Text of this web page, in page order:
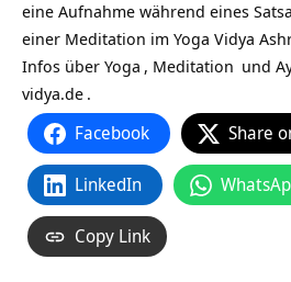
eine Aufnahme während eines
einer Meditation im Yoga Vidya
Infos über Yoga , Meditation und
vidya.de .
Facebook Share
LinkedIn
Copy Link